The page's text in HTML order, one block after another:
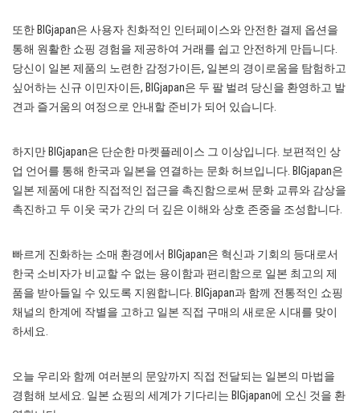
또한 BIGjapan은 사용자 친화적인 인터페이스와 안전한 결제 옵션을
통해 원활한 쇼핑 경험을 제공하여 거래를 쉽고 안전하게 만듭니다.
당신이 일본 제품의 노련한 감정가이든, 일본의 경이로움을 탐험하고
싶어하는 신규 이민자이든, BIGjapan은 두 팔 벌려 당신을 환영하고 발
견과 즐거움의 여정으로 안내할 준비가 되어 있습니다.
하지만 BIGjapan은 단순한 마켓플레이스 그 이상입니다. 보편적인 상
업 언어를 통해 한국과 일본을 연결하는 문화 허브입니다. BIGjapan은
일본 제품에 대한 직접적인 접근을 촉진함으로써 문화 교류와 감상을
촉진하고 두 이웃 국가 간의 더 깊은 이해와 상호 존중을 조성합니다.
빠르게 진화하는 소매 환경에서 BIGjapan은 혁신과 기회의 등대로서
한국 소비자가 비교할 수 없는 용이함과 편리함으로 일본 최고의 제
품을 받아들일 수 있도록 지원합니다. BIGjapan과 함께 전통적인 쇼핑
채널의 한계에 작별을 고하고 일본 직접 구매의 새로운 시대를 맞이
하세요.
오늘 우리와 함께 여러분의 문앞까지 직접 전달되는 일본의 마법을
경험해 보세요. 일본 쇼핑의 세계가 기다리는 BIGjapan에 오신 것을 환